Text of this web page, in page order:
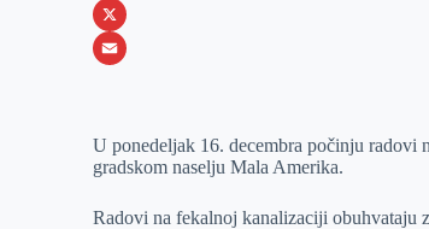
b
o
s
e
e
r
n
k
I
n
i
b
W
h
s
A
p
X
a
i
l
U ponedeljak 16. decembra počinju
gradskom naselju Mala Amerika.
Radovi na fekalnoj kanalizaciji obuhvataju